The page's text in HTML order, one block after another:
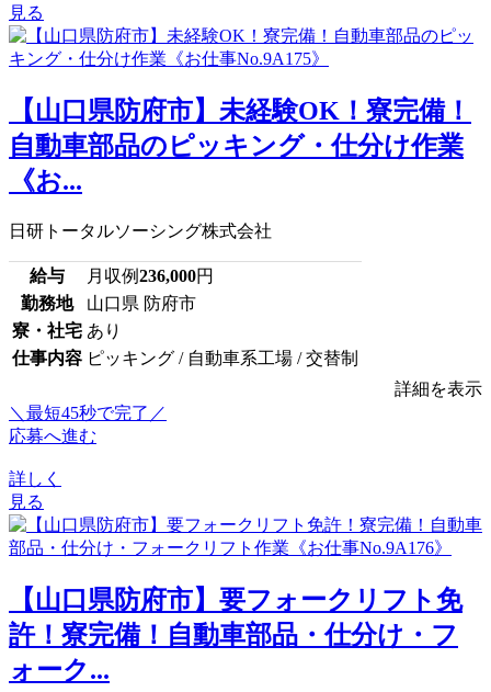
見る
【山口県防府市】未経験OK！寮完備！
自動車部品のピッキング・仕分け作業
《お...
日研トータルソーシング株式会社
給与 月収例236,000円
勤務地
山口県 防府市
寮・社宅 あり
仕事内容 ピッキング / 自動車系工場 / 交替制
詳細を表示
＼最短45秒で完了／
応募へ進む
詳しく
見る
【山口県防府市】要フォークリフト免
許！寮完備！自動車部品・仕分け・フ
ォーク...